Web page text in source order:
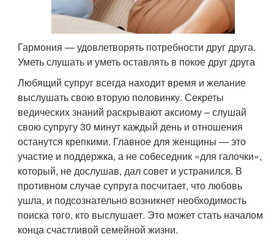
Гармония — удовлетворять потребности друг друга.
Уметь слушать и уметь оставлять в покое друг друга
Любящий супруг всегда находит время и желание
выслушать свою вторую половинку. Секреты
ведических знаний раскрывают аксиому – слушай
свою супругу 30 минут каждый день и отношения
останутся крепкими. Главное для женщины — это
участие и поддержка, а не собеседник «для галочки»,
который, не дослушав, дал совет и устранился. В
противном случае супруга посчитает, что любовь
ушла, и подсознательно возникнет необходимость
поиска того, кто выслушает. Это может стать началом
конца счастливой семейной жизни.